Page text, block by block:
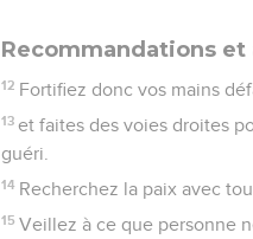
Recommandations
12 Fortifiez donc vos mains
13 et faites des voies droites
guéri.
14 Recherchez la paix avec
15 Veillez à ce que personne